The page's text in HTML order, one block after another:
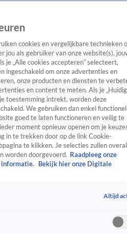
TV Algemeen
Tip
RealityCrimeVideo's
Tommy van Lent start
Gooische Vrouwen, vertelt
zangcarrière. En dat is voor
cookies en vergelijkbare technieken
jou als gebruiker van onze website(s),
je „Alle cookies accepteren” selecteert,
ingeschakeld om onze advertenties en
onze producten en diensten te
en content te meten. Als je
toestemming intrekt, worden deze
We gebruiken dan enkel
goed te laten functioneren en veilig te
moment opnieuw openen om je
in te trekken door op de link Cookie-
te klikken. Je selecties zullen overal
worden doorgevoerd. Raadpleeg onze
informatie.
Bekijk hier onze Digitale
Altijd